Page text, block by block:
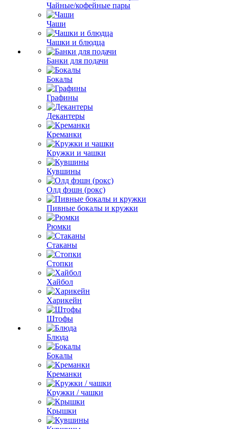
Чайные/кофейные пары
Чаши
Чашки и блюдца
Банки для подачи
Бокалы
Графины
Декантеры
Креманки
Кружки и чашки
Кувшины
Олд фэшн (рокс)
Пивные бокалы и кружки
Рюмки
Стаканы
Стопки
Хайбол
Харикейн
Штофы
Блюда
Бокалы
Креманки
Кружки / чашки
Крышки